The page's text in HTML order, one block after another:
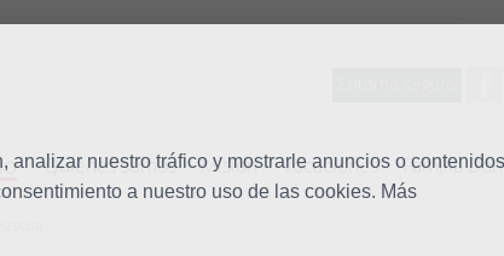
nuestro tráfico y mostrarle anuncios o contenidos
a nuestro uso de las cookies. Más
Quiénes somos Misión Vocaciones Familia